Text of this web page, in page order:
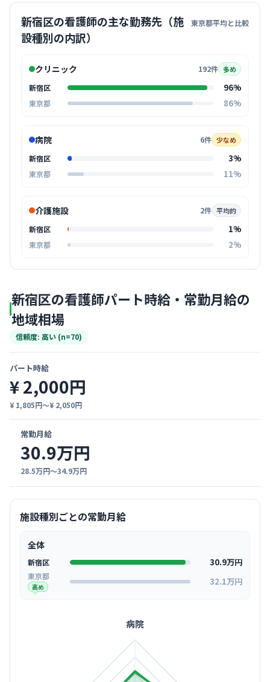
新宿区の看護師の主な勤務先（施
設種別の内訳）
東京都平均と比較
クリニック 192件 多め
新宿区 96%
東京都 86%
病院 6件 少なめ
新宿区 3%
東京都 11%
介護施設 2件 平均的
新宿区 1%
東京都 2%
新宿区の看護師パート時給・常勤月給の
地域相場
信頼度: 高い (n=70)
パート時給
¥ 2,000円
¥ 1,805円〜¥ 2,050円
常勤月給
30.9万円
28.5万円〜34.9万円
施設種別ごとの常勤月給
全体
新宿区 30.9万円
東京都
高め 32.1万円
病院